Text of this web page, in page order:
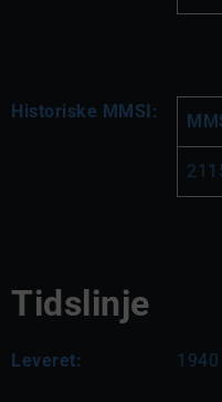
Historiske MMSI:
Tidslinje
Leveret: 1940